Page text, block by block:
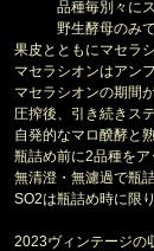
品種毎別々にステ
野生酵母のみでア
果皮とともにマセラシ
マセラシオンはアン
マセラシオンの期間が
圧搾後、引き続きス
自発的なマロ醗酵と熟
瓶詰め前に2品種をア
無清澄・無濾過で瓶詰
SO2は瓶詰め時に限
2023ヴィンテージの